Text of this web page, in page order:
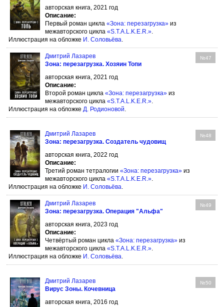
авторская книга, 2021 год
Описание:
Первый роман цикла «Зона: перезагрузка» из
межавторского цикла «S.T.A.L.K.E.R.».
Иллюстрация на обложке И. Соловьёва.
Дмитрий Лазарев №47
Зона: перезагрузка. Хозяин Топи
авторская книга, 2021 год
Описание:
Второй роман цикла «Зона: перезагрузка» из
межавторского цикла «S.T.A.L.K.E.R.».
Иллюстрация на обложке Д. Родионовой.
Дмитрий Лазарев №48
Зона: перезагрузка. Создатель чудовищ
авторская книга, 2022 год
Описание:
Третий роман тетралогии «Зона: перезагрузка» из
межавторского цикла «S.T.A.L.K.E.R.».
Иллюстрация на обложке И. Соловьёва.
Дмитрий Лазарев №49
Зона: перезагрузка. Операция "Альфа"
авторская книга, 2023 год
Описание:
Четвёртый роман цикла «Зона: перезагрузка» из
межавторского цикла «S.T.A.L.K.E.R.».
Иллюстрация на обложке И. Соловьёва.
Дмитрий Лазарев №50
Вирус Зоны. Кочевница
авторская книга, 2016 год